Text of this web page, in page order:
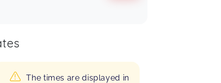
The times are displayed in